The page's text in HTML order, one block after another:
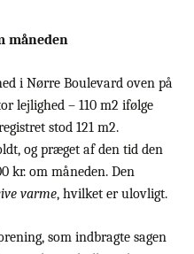
måneden
i Nørre Boulevard oven på
lejlighed – 110 m2 ifølge
stod 121 m2.
og præget af den tid den
kr. om måneden. Den
varme, hvilket er ulovligt.
som indbragte sagen